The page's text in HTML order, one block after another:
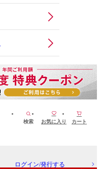
検索 お気に入り カート
ログイン/発行する